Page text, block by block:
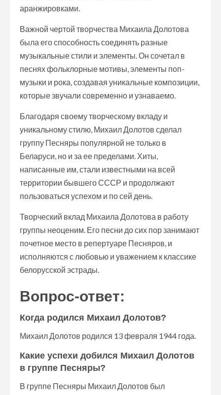
аранжировками.
Важной чертой творчества Михаила Долотова
была его способность соединять разные
музыкальные стили и элементы. Он сочетал в
песнях фольклорные мотивы, элементы поп-
музыки и рока, создавая уникальные композиции,
которые звучали современно и узнаваемо.
Благодаря своему творческому вкладу и
уникальному стилю, Михаил Долотов сделал
группу Песняры популярной не только в
Беларуси, но и за ее пределами. Хиты,
написанные им, стали известными на всей
территории бывшего СССР и продолжают
пользоваться успехом и по сей день.
Творческий вклад Михаила Долотова в работу
группы неоценим. Его песни до сих пор занимают
почетное место в репертуаре Песняров, и
исполняются с любовью и уважением к классике
белорусской эстрады.
Вопрос-ответ:
Когда родился Михаил Долотов?
Михаил Долотов родился 13 февраля 1944 года.
Какие успехи добился Михаил Долотов
в группе Песняры?
В группе Песняры Михаил Долотов был